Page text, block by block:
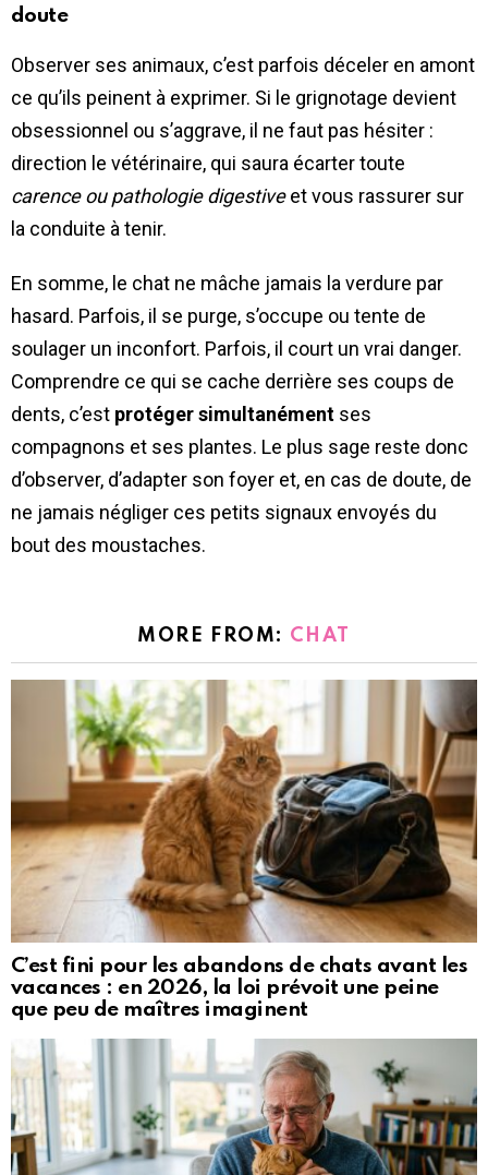
doute
Observer ses animaux, c’est parfois déceler en amont
ce qu’ils peinent à exprimer. Si le grignotage devient
obsessionnel ou s’aggrave, il ne faut pas hésiter :
direction le vétérinaire, qui saura écarter toute
carence ou pathologie digestiveet vous rassurer sur
la conduite à tenir.
En somme, le chat ne mâche jamais la verdure par
hasard. Parfois, il se purge, s’occupe ou tente de
soulager un inconfort. Parfois, il court un vrai danger.
Comprendre ce qui se cache derrière ses coups de
dents, c’est protéger simultanément ses
compagnons et ses plantes. Le plus sage reste donc
d’observer, d’adapter son foyer et, en cas de doute, de
ne jamais négliger ces petits signaux envoyés du
bout des moustaches.
MORE FROM: CHAT
C’est fini pour les abandons de chats avant les
vacances : en 2026, la loi prévoit une peine
que peu de maîtres imaginent